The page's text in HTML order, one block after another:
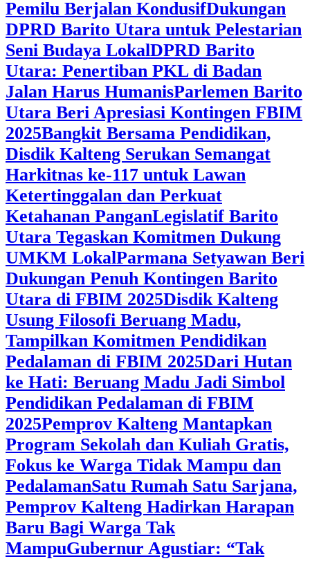
Pemilu Berjalan KondusifDukungan
DPRD Barito Utara untuk Pelestarian
Seni Budaya LokalDPRD Barito
Utara: Penertiban PKL di Badan
Jalan Harus HumanisParlemen Barito
Utara Beri Apresiasi Kontingen FBIM
2025‎Bangkit Bersama Pendidikan,
Disdik Kalteng Serukan Semangat
Harkitnas ke-117 untuk Lawan
Ketertinggalan dan Perkuat
Ketahanan PanganLegislatif Barito
Utara Tegaskan Komitmen Dukung
UMKM LokalParmana Setyawan Beri
Dukungan Penuh Kontingen Barito
Utara di FBIM 2025Disdik Kalteng
Usung Filosofi Beruang Madu,
Tampilkan Komitmen Pendidikan
Pedalaman di FBIM 2025‎Dari Hutan
ke Hati: Beruang Madu Jadi Simbol
Pendidikan Pedalaman di FBIM
2025‎Pemprov Kalteng Mantapkan
Program Sekolah dan Kuliah Gratis,
Fokus ke Warga Tidak Mampu dan
Pedalaman‎Satu Rumah Satu Sarjana,
Pemprov Kalteng Hadirkan Harapan
Baru Bagi Warga Tak
Mampu‎Gubernur Agustiar: “Tak